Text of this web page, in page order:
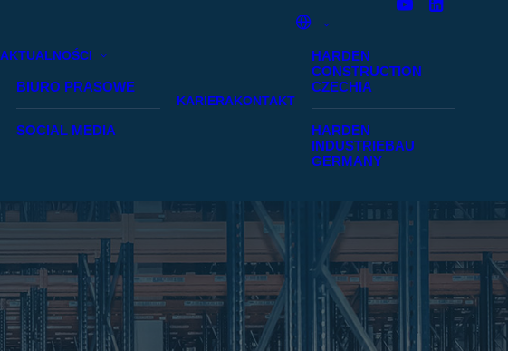
AKTUALNOŚCI
BIURO PRASOWE
SOCIAL MEDIA
KARIERAKONTAKT
HARDEN
CONSTRUCTION
CZECHIA
HARDEN
INDUSTRIEBAU
GERMANY